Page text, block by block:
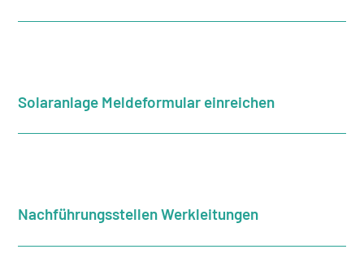
Solaranlage Meldeformular einreichen
Nachführungsstellen Werkleitungen